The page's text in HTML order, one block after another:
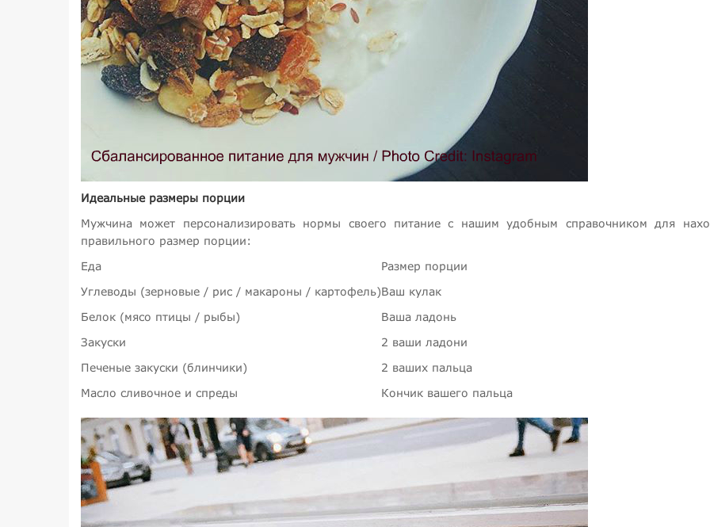
Идеальные размеры порции
Мужчина может персонализировать нормы своего питание с нашим удобным справочником для
правильного размер порции:
Еда
Размер порции
Углеводы (зерновые / рис / макароны / картофель)Ваш кулак
Белок (мясо птицы / рыбы)
Ваша ладонь
Закуски
2 ваши ладони
Печеные закуски (блинчики)
2 ваших пальца
Масло сливочное и спреды
Кончик вашего пальца